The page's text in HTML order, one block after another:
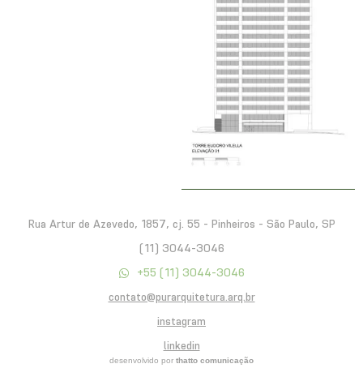
Rua Artur de Azevedo, 1857, cj. 55 - Pinheiros - São Paulo, SP
(11) 3044-3046
+55 (11) 3044-3046
contato@purarquitetura.arq.br
instagram
linkedin
desenvolvido por thatto comunicação